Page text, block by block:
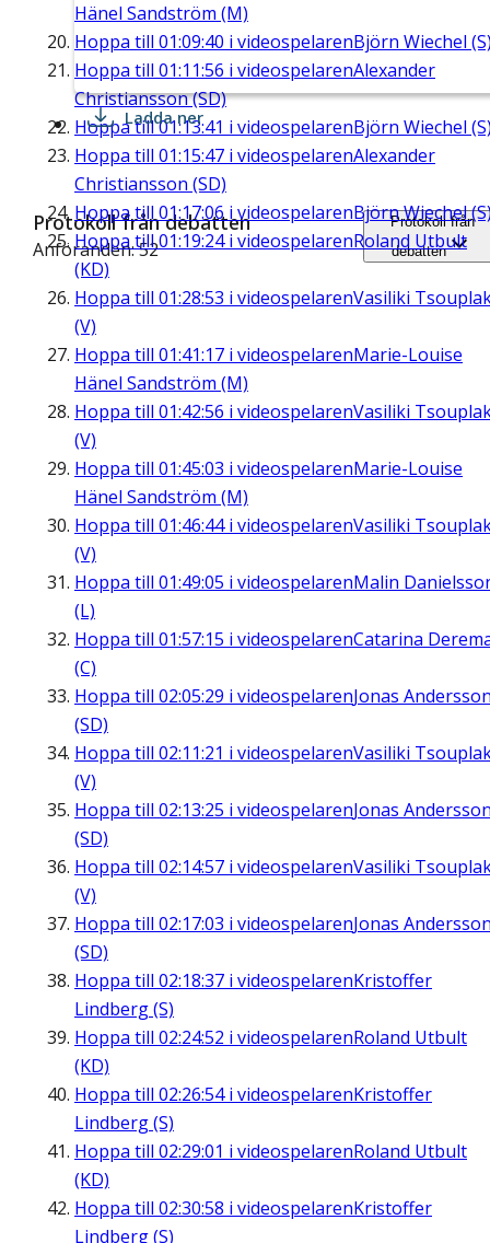
Hänel Sandström (M)
Hoppa till 01:09:40 i videospelarenBjörn Wiechel
Hoppa till 01:11:56 i videospelarenAlexander
Christiansson (SD)
Hoppa till01:13:41 i videospelarenBjörn Wiechel
Hoppa till 01:15:47 i videospelarenAlexander
Christiansson (SD)
Hoppa till 01:17:06 i videospelarenBjörn Wiechel
Hoppa till01:19:24i videospelarenRoland Utbult
(KD)
Hoppa till 01:28:53 i videospelarenVasiliki
(V)
Hoppa till 01:41:17 i videospelarenMarie-Louise
Hänel Sandström (M)
Hoppa till 01:42:56 i videospelarenVasiliki
(V)
Hoppa till 01:45:03 i videospelarenMarie-Louise
Hänel Sandström (M)
Hoppa till 01:46:44i videospelarenVasiliki
(V)
Hoppa till 01:49:05 i videospelarenMalin
(L)
Hoppa till 01:57:15 i videospelarenCatarina
(C)
Hoppa till 02:05:29 i videospelarenJonas
(SD)
Hoppa till 02:11:21 i videospelarenVasiliki
(V)
Hoppa till 02:13:25 i videospelarenJonas
(SD)
Hoppa till 02:14:57 i videospelarenVasiliki
(V)
Hoppa till 02:17:03 i videospelarenJonas
(SD)
Hoppa till 02:18:37 i videospelarenKristoffer
Lindberg (S)
Hoppa till 02:24:52 i videospelarenRoland Utbult
(KD)
Hoppa till 02:26:54i videospelarenKristoffer
Lindberg (S)
Hoppa till 02:29:01 i videospelarenRoland Utbult
(KD)
Hoppa till 02:30:58 i videospelarenKristoffer
Lindberg (S)
Ladda ner
Protokoll från debatten
Anföranden: 52
Protokoll från
debatten